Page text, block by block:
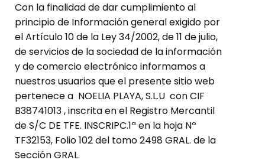
Con la finalidad de dar cumplimiento al
principio de Información general exigido por
el Artículo 10 de la Ley 34/2002, de 11 de julio,
de servicios de la sociedad de la información
y de comercio electrónico informamos a
nuestros usuarios que el presente sitio web
pertenece a NOELIA PLAYA, S.L.U con CIF
B38741013 , inscrita en el Registro Mercantil
de S/C DE TFE. INSCRIPC.1ª en la hoja Nº
TF32153, Folio 102 del tomo 2498 GRAL. de la
Sección GRAL.